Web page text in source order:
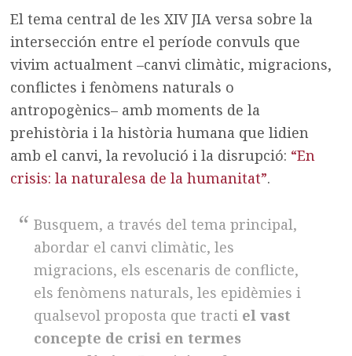
El tema central de les XIV JIA versa sobre la
intersección entre el període convuls que
vivim actualment –canvi climàtic, migracions,
conflictes i fenòmens naturals o
antropogènics– amb moments de la
prehistòria i la història humana que lidien
amb el canvi, la revolució i la disrupció: “En
crisis: la naturalesa de la humanitat”.
Busquem, a través del tema principal,
abordar el canvi climàtic, les
migracions, els escenaris de conflicte,
els fenòmens naturals, les epidèmies i
qualsevol proposta que tracti el vast
concepte de crisi en termes